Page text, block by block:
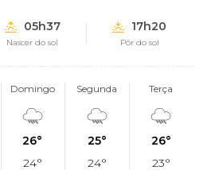
05h37
Nascer do sol
17h20
Pôr do sol
Domingo
26°
24°
Segunda
25°
24°
Terça
26°
23°